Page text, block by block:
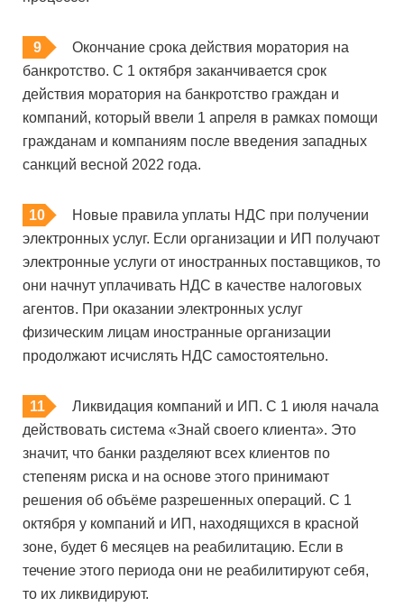
Окончание срока действия моратория на
банкротство. С 1 октября заканчивается срок
действия моратория на банкротство граждан и
компаний, который ввели 1 апреля в рамках помощи
гражданам и компаниям после введения западных
санкций весной 2022 года.
Новые правила уплаты НДС при получении
электронных услуг. Если организации и ИП получают
электронные услуги от иностранных поставщиков, то
они начнут уплачивать НДС в качестве налоговых
агентов. При оказании электронных услуг
физическим лицам иностранные организации
продолжают исчислять НДС самостоятельно.
Ликвидация компаний и ИП. С 1 июля начала
действовать система «Знай своего клиента». Это
значит, что банки разделяют всех клиентов по
степеням риска и на основе этого принимают
решения об объёме разрешенных операций. С 1
октября у компаний и ИП, находящихся в красной
зоне, будет 6 месяцев на реабилитацию. Если в
течение этого периода они не реабилитируют себя,
то их ликвидируют.